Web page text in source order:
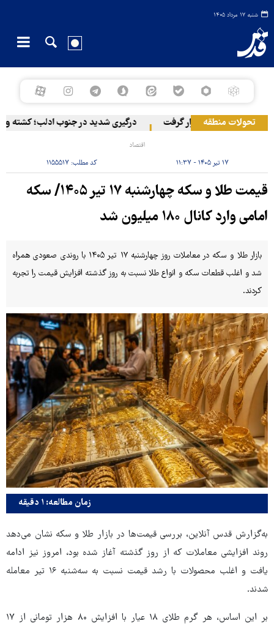
شنبه ۱۷ مرداد ۱۴۰۵
تحولات منطقه
با پهپاد هدف قرار گرفت درگیری شدید در جنوب ادلب؛ کشته و زخمی شدن ۳ نظامی ارتش
اقتصاد
۱۷ تیر ۱۴۰۵ - ۱۱:۳۷ کد مطلب:۱۱۵۵۵۱۷
قیمت طلا و سکه چهارشنبه ۱۷ تیر ۱۴۰۵/ سکه
امامی وارد کانال ۱۸۰ میلیون شد
بازار طلا و سکه در معاملات روز چهارشنبه ۱۷ تیر ۱۴۰۵ با روندی صعودی همراه
شد و اغلب قطعات سکه و انواع طلا نسبت به روز گذشته افزایش قیمت را تجربه
کردند.
زمان مطالعه: ۱ دقیقه
به‌گزارش قدس آنلاین، بررسی قیمت‌ها در بازار طلا و سکه نشان می‌دهد
روند افزایشی معاملات که از روز گذشته آغاز شده بود، امروز نیز ادامه
یافت و اغلب محصولات با رشد قیمت نسبت به سه‌شنبه ۱۶ تیر معامله
شدند.
بر این اساس، هر گرم طلای ۱۸ عیار با افزایش ۸۰ هزار تومانی از ۱۷